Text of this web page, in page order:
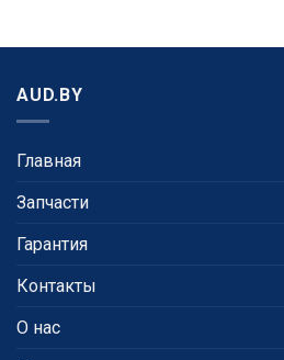
AUD.BY
Главная
Запчасти
Гарантия
Контакты
О нас